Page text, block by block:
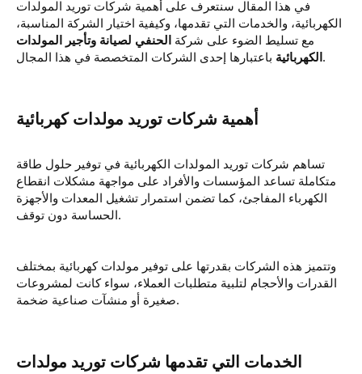
في هذا المقال سنتعرف على أهمية شركات توريد المولدات
الكهربائية، والخدمات التي تقدمها، وكيفية اختيار الشركة المناسبة،
مع تسليط الضوء على شركة الحنفي لصيانة وتأجير المولدات
الكهربائيةباعتبارها إحدى الشركات المتخصصة في هذا المجال.
تساهم شركات توريد المولدات الكهربائية في توفير حلول طاقة
متكاملة تساعد المؤسسات والأفراد على مواجهة مشكلات انقطاع
الكهرباء المفاجئ، كما تضمن استمرار تشغيل المعدات والأجهزة
الحساسة دون توقف.
وتتميز هذه الشركات بقدرتها على توفير مولدات كهربائية بمختلف
القدرات والأحجام لتلبية متطلبات العملاء، سواء كانت لمشروعات
صغيرة أو منشآت صناعية ضخمة.
الخدمات التي تقدمها شركات توريد مولدات